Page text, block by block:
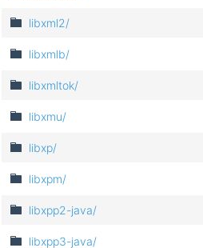
libxml2/
libxmlb/
libxmltok/
libxmu/
libxp/
libxpm/
libxpp2-java/
libxpp3-java/